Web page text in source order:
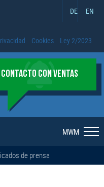
DE EN
Cookies Ley 2/2023
CONTACTO CON VENTAS
MWM
de prensa